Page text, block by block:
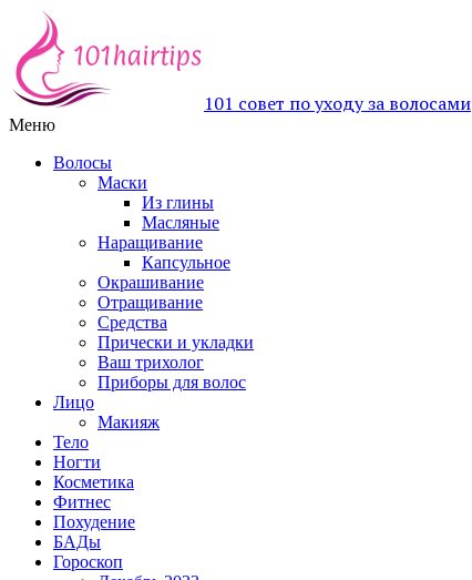
101 совет по уходу за волосами
Меню
Волосы
Маски
Из глины
Масляные
Наращивание
Капсульное
Окрашивание
Отращивание
Средства
Прически и укладки
Ваш трихолог
Приборы для волос
Лицо
Макияж
Тело
Ногти
Косметика
Фитнес
Похудение
БАДы
Гороскоп